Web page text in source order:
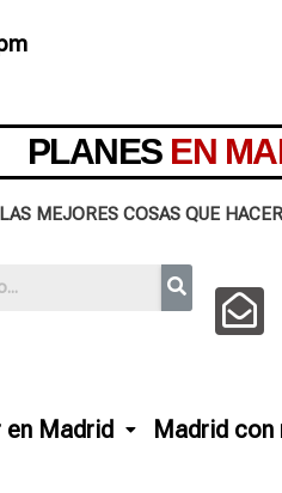
PLANES EN
LAS MEJORES COSAS QUE
en Madrid Madrid con